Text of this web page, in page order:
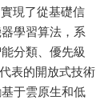
現了從基礎信
學習算法，系
分類、優先級
表的開放式技術
于雲原生和低